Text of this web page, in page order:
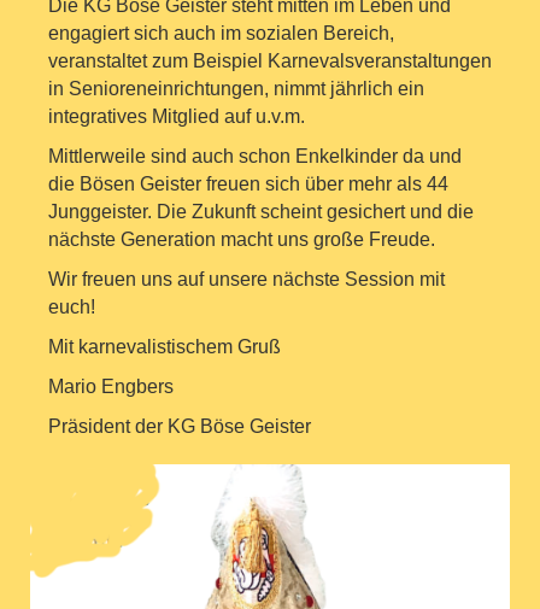
Die KG Böse Geister steht mitten im Leben und
engagiert sich auch im sozialen Bereich,
veranstaltet zum Beispiel Karnevalsveranstaltungen
in Senioreneinrichtungen, nimmt jährlich ein
integratives Mitglied auf u.v.m.
Mittlerweile sind auch schon Enkelkinder da und
die Bösen Geister freuen sich über mehr als 44
Junggeister. Die Zukunft scheint gesichert und die
nächste Generation macht uns große Freude.
Wir freuen uns auf unsere nächste Session mit
euch!
Mit karnevalistischem Gruß
Mario Engbers
Präsident der KG Böse Geister